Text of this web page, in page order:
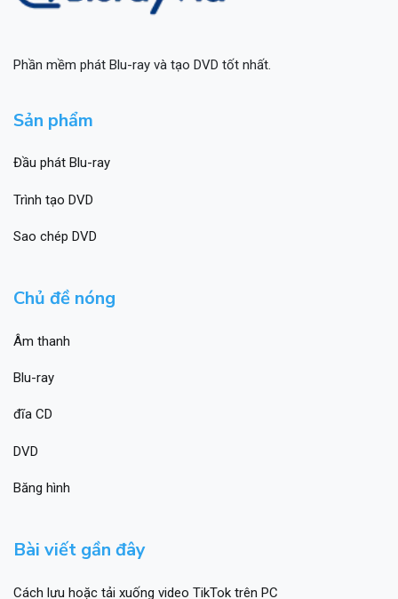
Phần mềm phát Blu-ray và tạo DVD tốt nhất.
Sản phẩm
Đầu phát Blu-ray
Trình tạo DVD
Sao chép DVD
Chủ đề nóng
Âm thanh
Blu-ray
đĩa CD
DVD
Băng hình
Bài viết gần đây
Cách lưu hoặc tải xuống video TikTok trên PC